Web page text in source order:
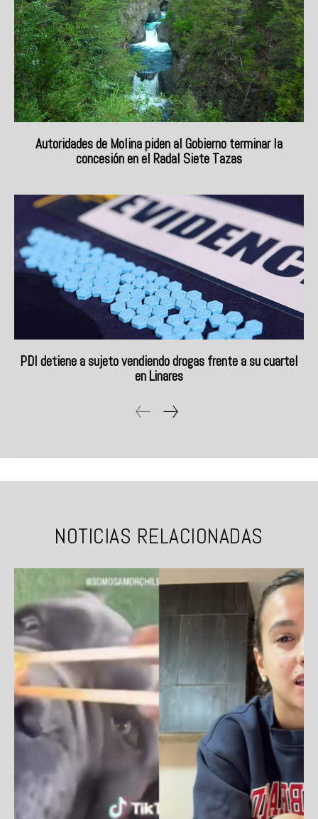
Autoridades de Molina piden al Gobierno terminar la
concesión en el Radal Siete Tazas
PDI detiene a sujeto vendiendo drogas frente a su cuartel
en Linares
NOTICIAS RELACIONADAS